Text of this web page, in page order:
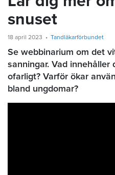
snuset
18 april 2023 Tandläkarförbundet
Se webbinarium om det
sanningar. Vad
ofarligt? Varför ökar
bland ungdomar?